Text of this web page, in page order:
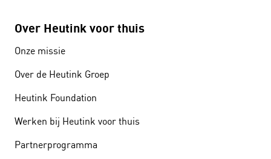
Over Heutink voor thuis
Onze missie
Over de Heutink Groep
Heutink Foundation
Werken bij Heutink voor thuis
Partnerprogramma